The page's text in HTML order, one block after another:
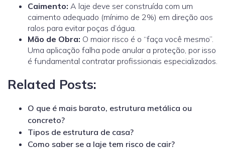
Caimento: A laje deve ser construída com um
caimento adequado (mínimo de 2%) em direção aos
ralos para evitar poças d’água.
Mão de Obra: O maior risco é o “faça você mesmo”.
Uma aplicação falha pode anular a proteção, por isso
é fundamental contratar profissionais especializados.
Related Posts:
O que é mais barato, estrutura metálica ou
concreto?
Tipos de estrutura de casa?
Como saber se a laje tem risco de cair?